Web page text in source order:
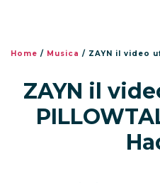
Home / Musica / ZAYN il video
ZAYN il